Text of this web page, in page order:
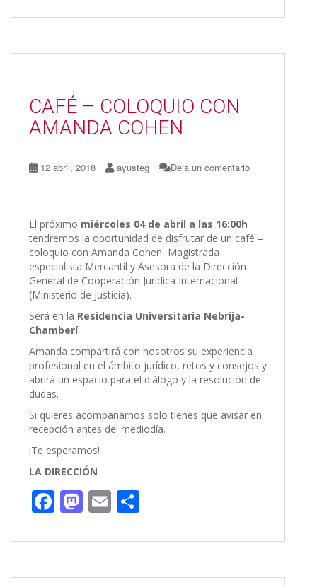
e
b
k
to
d
ai
l
m
p
r
CAFÉ – COLOQUIO CON
AMANDA COHEN
12 abril, 2018 ayusteg Deja un comentario
El próximo miércoles 04 de abril a las 16:00h
tendremos la oportunidad de disfrutar de un café –
coloquio con Amanda Cohen, Magistrada
especialista Mercantil y Asesora de la Dirección
General de Cooperación Jurídica Internacional
(Ministerio de Justicia).
Será en la Residencia Universitaria Nebrija-
Chamberí.
Amanda compartirá con nosotros su experiencia
profesional en el ámbito jurídico, retos y consejos y
abrirá un espacio para el diálogo y la resolución de
dudas.
Si quieres acompañarnos solo tienes que avisar en
recepción antes del mediodía.
¡Te esperamos!
LA DIRECCIÓN
F
e
b
M
to
d
E
ai
l
m
p